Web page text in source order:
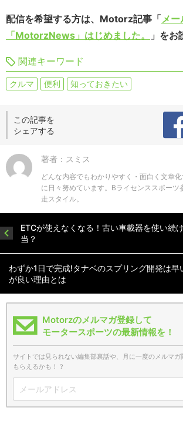
配信を希望する方は、Motorz記事「メー
「MotorzNews」はじめました。
」をお
関連キーワード
クルマ 便利 知っておきたい
この記事を
シェアする
著者：スミス
どんな内容でもわかりやすく・面白く文章
に日々努めています。Bライセンススポーツ
走スタイル。
ETCが使えなくなる！古い車載器を使い続
当？
わずか1日で完成!タナベのスプリング開発は早
が良い理由とは
Motorzのメルマガ登録して
モータースポーツの最新情報を！
サイトでは見られない編集部裏話や、月に一度のメルマガ
もらえるかも！？